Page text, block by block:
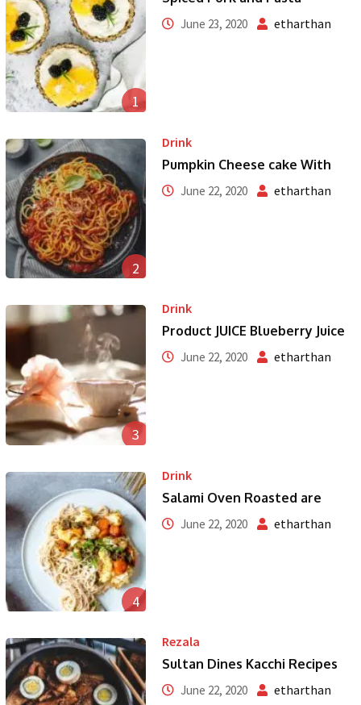
1
June 23, 2020 etharthan
2
Drink
Pumpkin Cheese cake With
June 22, 2020 etharthan
3
Drink
Product JUICE Blueberry Juice
June 22, 2020 etharthan
4
Drink
Salami Oven Roasted are
June 22, 2020 etharthan
Rezala
Sultan Dines Kacchi Recipes
June 22, 2020 etharthan